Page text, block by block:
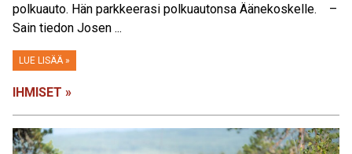
polkuauto. Hän parkkeerasi polkuautonsa Äänekoskelle. –
Sain tiedon Josen ...
LUE LISÄÄ »
IHMISET »